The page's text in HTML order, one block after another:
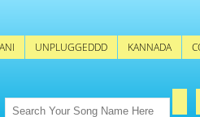
UNPLUGGEDDD KANNADA